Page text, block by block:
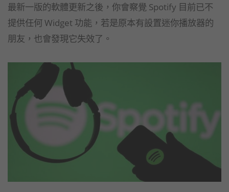
最新一版的軟體更新之後，你會察覺 Spotify 目前已不
提供任何 Widget 功能，若是原本有設置迷你播放器的
朋友，也會發現它失效了。